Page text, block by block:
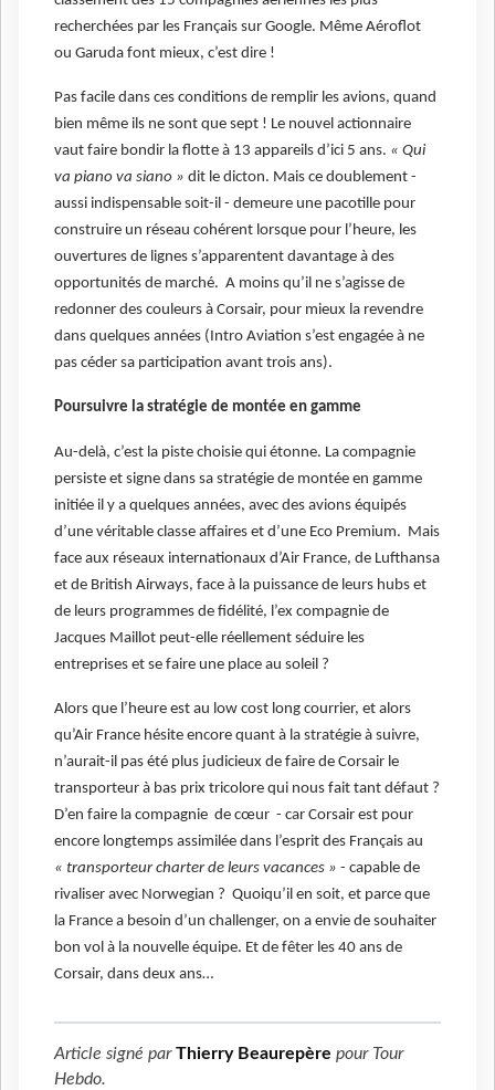
recherchées par les Français sur Google. Même Aéroflot
ou Garuda font mieux, c’est dire !
Pas facile dans ces conditions de remplir les avions, quand
bien même ils ne sont que sept ! Le nouvel actionnaire
vaut faire bondir la flotte à 13 appareils d’ici 5 ans. « Qui
va piano va siano » dit le dicton. Mais ce doublement -
aussi indispensable soit-il - demeure une pacotille pour
construire un réseau cohérent lorsque pour l’heure, les
ouvertures de lignes s’apparentent davantage à des
opportunités de marché. A moins qu’il ne s’agisse de
redonner des couleurs à Corsair, pour mieux la revendre
dans quelques années (Intro Aviation s’est engagée à ne
pas céder sa participation avant trois ans).
Poursuivre la stratégie de montée en gamme
Au-delà, c’est la piste choisie qui étonne. La compagnie
persiste et signe dans sa stratégie de montée en gamme
initiée il y a quelques années, avec des avions équipés
d’une véritable classe affaires et d’une Eco Premium. Mais
face aux réseaux internationaux d’Air France, de Lufthansa
et de British Airways, face à la puissance de leurs hubs et
de leurs programmes de fidélité, l’ex compagnie de
Jacques Maillot peut-elle réellement séduire les
entreprises et se faire une place au soleil ?
Alors que l’heure est au low cost long courrier, et alors
qu’Air France hésite encore quant à la stratégie à suivre,
n’aurait-il pas été plus judicieux de faire de Corsair le
transporteur à bas prix tricolore qui nous fait tant défaut ?
D’en faire la compagnie de cœur - car Corsair est pour
encore longtemps assimilée dans l’esprit des Français au
« transporteur charter de leurs vacances » - capable de
rivaliser avec Norwegian ? Quoiqu’il en soit, et parce que
la France a besoin d’un challenger, on a envie de souhaiter
bon vol à la nouvelle équipe. Et de fêter les 40 ans de
Corsair, dans deux ans…
Article signé parThierry Beaurepère pour Tour
Hebdo.